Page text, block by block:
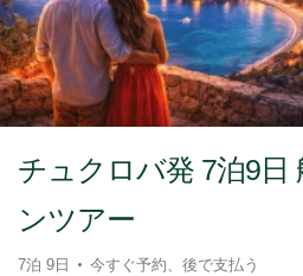
チュクロバ発 7泊9日
ンツアー
7泊 9日 今すぐ予約、後で支払う